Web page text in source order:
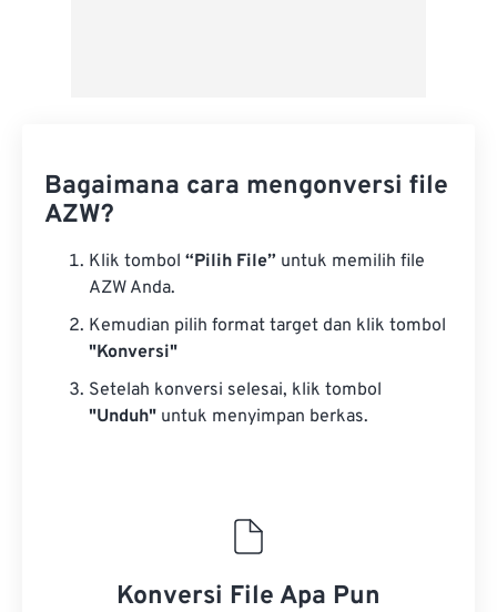
Bagaimana cara mengonversi file
AZW?
Klik tombol “Pilih File” untuk memilih file
AZW Anda.
Kemudian pilih format target dan klik tombol
"Konversi"
Setelah konversi selesai, klik tombol
"Unduh" untuk menyimpan berkas.
Konversi File Apa Pun